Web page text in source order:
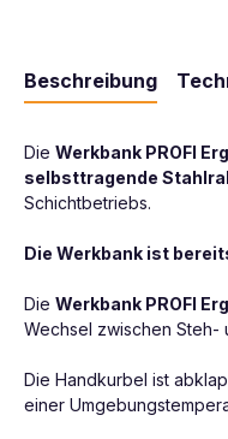
Beschreibung
Die Werkbank PROFI
selbsttragende
Schichtbetriebs.
Die Werkbank ist
Die Werkbank PROFI
Wechsel zwischen Steh-
Die Handkurbel ist
einer